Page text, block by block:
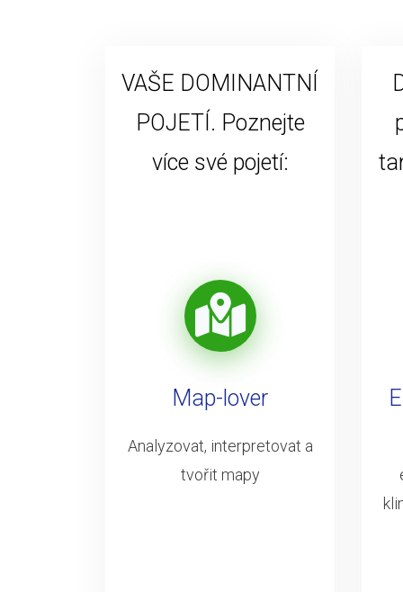
VAŠE DOMINANTNÍ
POJETÍ. Poznejte
více své pojetí:
Map-lover
Analyzovat, interpretovat a
tvořit mapy